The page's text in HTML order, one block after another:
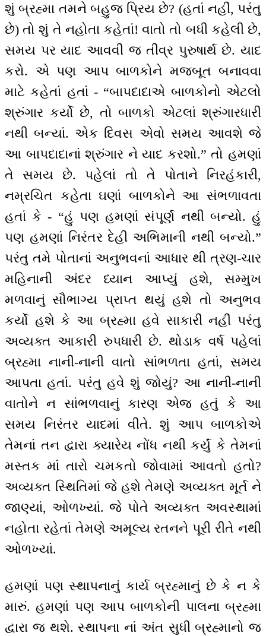
શું બ્રહ્મા તમને બહુજ પ્રિય છે? (હતાં નહીં, પરંતુ
છે) તો શું તે નહોતા કહેતાં! વાતો તો બધી કહેલી છે,
સમય પર યાદ આવવી જ તીવ્ર પુરુષાર્થ છે. યાદ
કરો. એ પણ આપ બાળકોને મજબૂત બનાવવા
માટે કહેતાં હતાં - “બાપદાદાએ બાળકોનો એટલો
શ્રુંગાર કર્યો છે, તો બાળકો એટલાં શ્રુંગારધારી
નથી બન્યાં. એક દિવસ એવો સમય આવશે જે
આ બાપદાદાનાં શ્રુંગાર ને યાદ કરશો.” તો હમણાં
તે સમય છે. પહેલાં તો તે પોતાને નિરહંકારી,
નમ્રચિત કહેતા ઘણાં બાળકોને આ સંભળાવતા
હતાં કે - “હું પણ હમણાં સંપૂર્ણ નથી બન્યો. હું
પણ હમણાં નિરંતર દેહી અભિમાની નથી બન્યો.”
પરંતુ તમે પોતાનાં અનુભવનાં આધાર થી ત્રણ-ચાર
મહિનાની અંદર ધ્યાન આપ્યું હશે, સમ્મુખ
મળવાનું સૌભાગ્ય પ્રાપ્ત થયું હશે તો અનુભવ
કર્યો હશે કે આ બ્રહ્મા હવે સાકારી નહીં પરંતુ
અવ્યક્ત આકારી રુપધારી છે. થોડાક વર્ષ પહેલાં
બ્રહ્મા નાની-નાની વાતો સાંભળતા હતાં, સમય
આપતા હતાં. પરંતુ હવે શું જોયું? આ નાની-નાની
વાતોને ન સાંભળવાનું કારણ એજ હતું કે આ
સમય નિરંતર યાદમાં વીતે. શું આપ બાળકોએ
તેમનાં તન દ્વારા ક્યારેય નોંધ નથી કર્યું કે તેમનાં
મસ્તક માં તારો ચમકતો જોવામાં આવતો હતો?
અવ્યક્ત સ્થિતિમાં જે હશે તેમણે અવ્યક્ત મૂર્ત ને
જાણ્યાં, ઓળખ્યાં. જે પોતે અવ્યક્ત અવસ્થામાં
નહોતા રહેતાં તેમણે અમૂલ્ય રતનને પૂરી રીતે નથી
ઓળખ્યાં.
હમણાં પણ સ્થાપનાનું કાર્ય બ્રહ્માનું છે કે ન કે
મારું. હમણાં પણ આપ બાળકોની પાલના બ્રહ્મા
દ્વારા જ થશે. સ્થાપના નાં અંત સુધી બ્રહ્માનો જ